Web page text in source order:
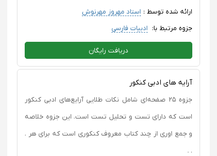
ارائه شده توسط : استاد مهروز مهرنوش
جزوه مرتبط با: ادبیات فارسی
دریافت رایگان
آرایه های ادبی کنکور
جزوه ۲۵ صفحه‌ای شامل نکات طلایی آرایع‌های ادبی کنکور
است‌ که دارای تست و تحلیل تست است. این جزوه خلاصه
و جمع اوری از چند کتاب معروف کنکوری است که برای هر .
. .